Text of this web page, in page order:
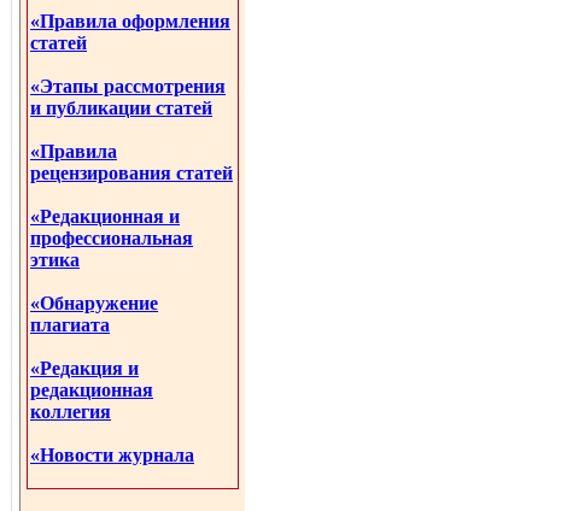
«Правила оформления
статей
«Этапы рассмотрения
и публикации статей
«Правила
рецензирования статей
«Редакционная и
профессиональная
этика
«Обнаружение
плагиата
«Редакция и
редакционная
коллегия
«Новости журнала